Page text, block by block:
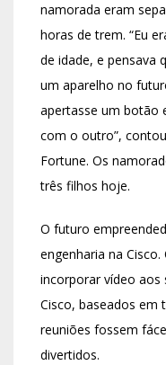
namorada eram
horas de trem. “Eu
de idade, e pensava
um aparelho no
apertasse um botão
com o outro”,
Fortune. Os
três filhos hoje.
O futuro
engenharia na
incorporar vídeo aos
Cisco, baseados em
reuniões fossem
divertidos.